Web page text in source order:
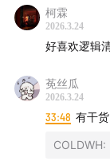
⌛时间轴
Part 1 香港保
01:24 嘉宾背景
香港保险
基本的认知
2）汇率风险
未来人民币
汇率非常复
在香港本地
香港是全球
柯霖
2026.3.24
好喜欢逻辑
莬丝瓜
2026.3.24
33:48 有干
COLDWH: